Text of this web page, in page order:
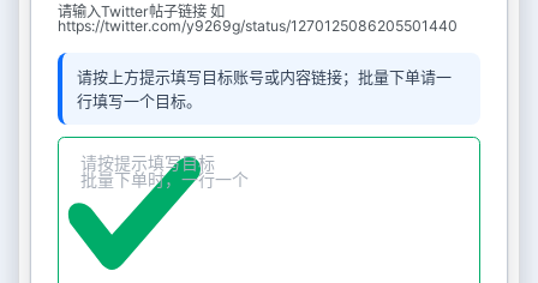
请输入Twitter帖子链接 如
https://twitter.com/y9269g/status/1270125086205501440
请按上方提示填写目标账号或内容链接；批量下单请一
行填写一个目标。